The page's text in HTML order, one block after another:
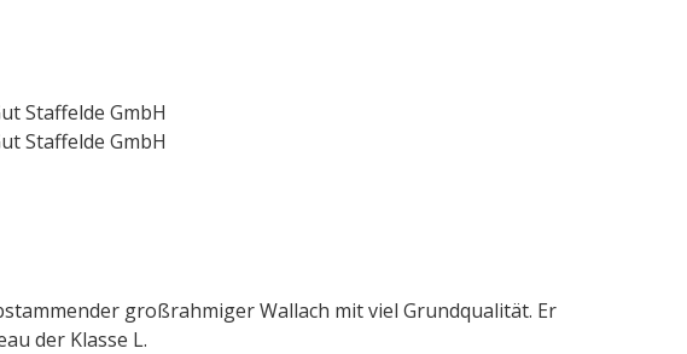
Staffelde GmbH
Staffelde GmbH
großrahmiger Wallach mit viel Grundqualität. Er
der Klasse L.